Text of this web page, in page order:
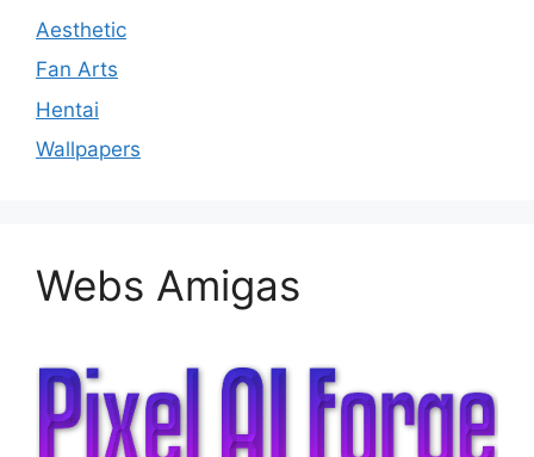
Aesthetic
Fan Arts
Hentai
Wallpapers
Webs Amigas